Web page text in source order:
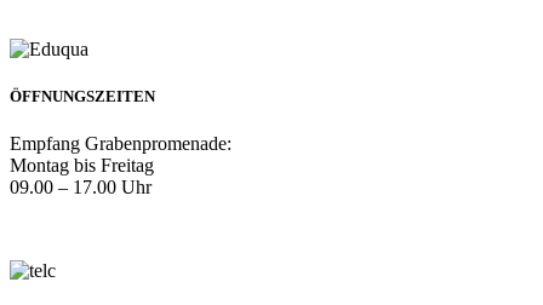
ÖFFNUNGSZEITEN
Empfang Grabenpromenade:
Montag bis Freitag
09.00 – 17.00 Uhr